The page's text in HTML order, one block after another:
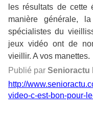
les résultats de cette
manière générale,
spécialistes du
jeux vidéo ont de
vieillir. A vos manettes.
Publié par Senioractu
http://
video-c-est-bon-pour-